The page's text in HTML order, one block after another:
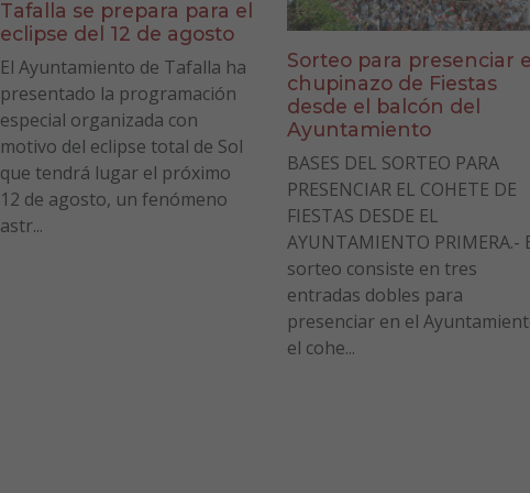
Tafalla se prepara para el
eclipse del 12 de agosto
El Ayuntamiento de Tafalla ha
presentado la programación
especial organizada con
motivo del eclipse total de Sol
que tendrá lugar el próximo
12 de agosto, un fenómeno
astr...
Sorteo para presenciar el
chupinazo de Fiestas
desde el balcón del
Ayuntamiento
BASES DEL SORTEO PARA
PRESENCIAR EL COHETE DE
FIESTAS DESDE EL
AYUNTAMIENTO PRIMERA.-
sorteo consiste en tres
entradas dobles para
presenciar en el
el cohe...